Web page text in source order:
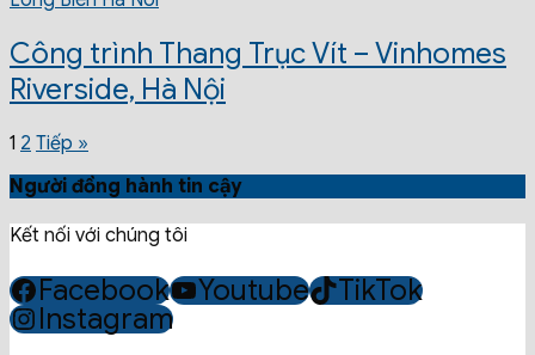
Công trình Thang Trục Vít – Vinhomes
Riverside, Hà Nội
1 2 Tiếp »
Người đồng hành tin cậy
Kết nối với chúng tôi
Facebook Youtube
TikTok
Instagram